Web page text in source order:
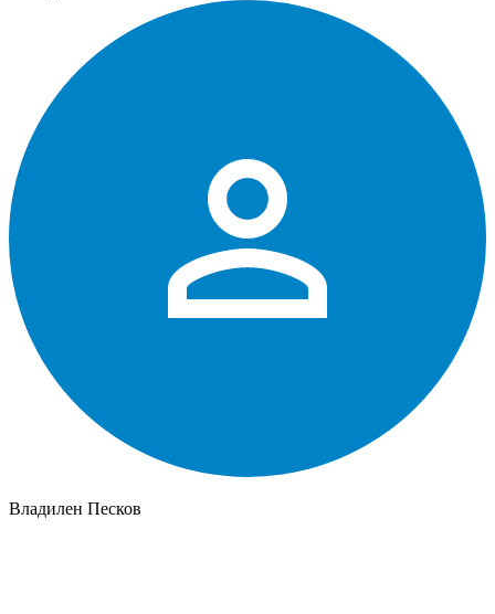
Владилен Песков